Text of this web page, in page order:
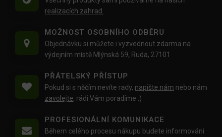
realizacích zahrad.
MOŽNOST OSOBNÍHO ODBĚRU
Objednávku si můžete i vyzvednout zdarma na
výdejním místě Mlýnská 59, Ruda, 27101
PŘÁTELSKÝ PŘÍSTUP
Pokud si s něčím nevíte rady, napište nám nebo nám
zavolejte, rádi Vám poradíme :)
PROFESIONÁLNÍ KOMUNIKACE
Během celého procesu nákupu budete informováni